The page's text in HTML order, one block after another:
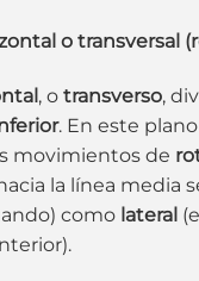
o transversal
, o transverso,
. En este
movimientos de
la línea media
como lateral